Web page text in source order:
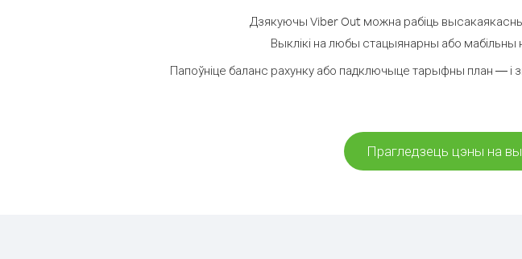
Дзякуючы Viber Out можна рабіць высакаякасныя
Выклікі на любы стацыянарны або мабільны
Папоўніце баланс рахунку або падключыце тарыфны план — і
Прагледзець цэны на